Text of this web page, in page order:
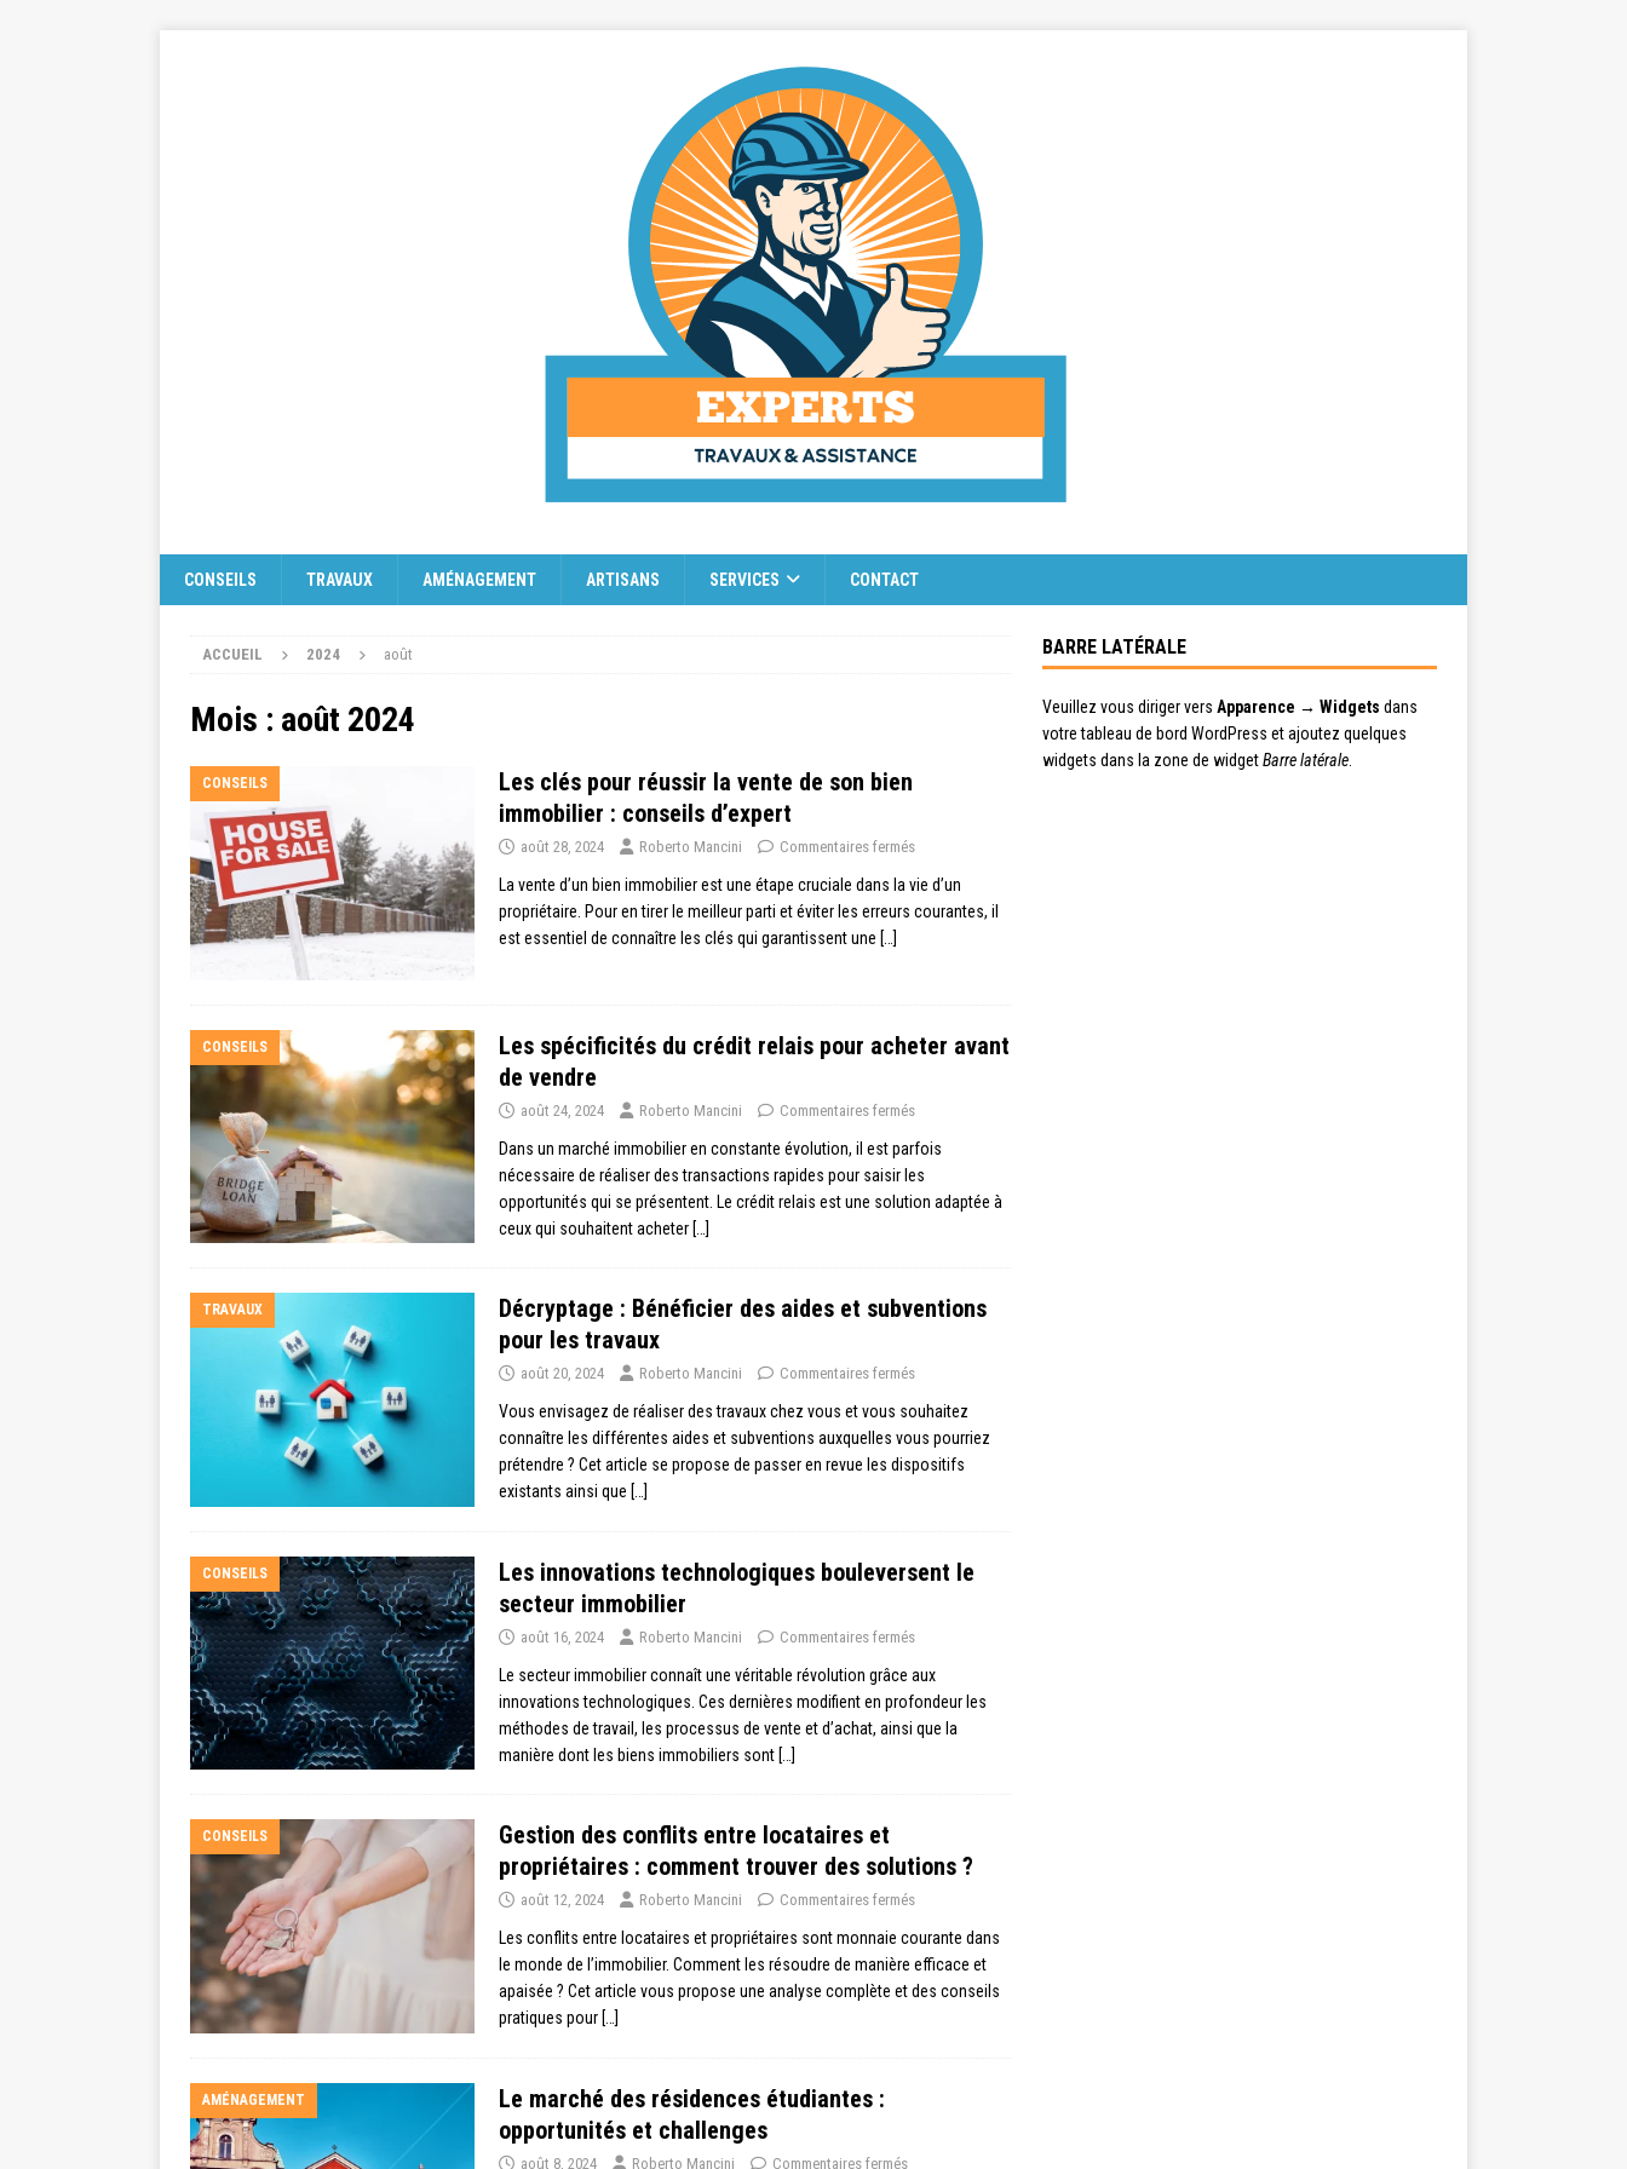
CONSEILS TRAVAUX AMÉNAGEMENT ARTISANS SERVICES CONTACT
ACCUEIL 2024 août
Mois : août 2024
CONSEILS
Les clés pour réussir la vente de son bien
immobilier : conseils d’expert
août 28, 2024 Roberto Mancini Commentaires fermés
La vente d’un bien immobilier est une étape cruciale dans la vie d’un
propriétaire. Pour en tirer le meilleur parti et éviter les erreurs courantes, il
est essentiel de connaître les clés qui garantissent une […]
CONSEILS
Les spécificités du crédit relais pour acheter avant
de vendre
août 24, 2024 Roberto Mancini Commentaires fermés
Dans un marché immobilier en constante évolution, il est parfois
nécessaire de réaliser des transactions rapides pour saisir les
opportunités qui se présentent. Le crédit relais est une solution adaptée à
ceux qui souhaitent acheter […]
TRAVAUX
Décryptage : Bénéficier des aides et subventions
pour les travaux
août 20, 2024 Roberto Mancini Commentaires fermés
Vous envisagez de réaliser des travaux chez vous et vous souhaitez
connaître les différentes aides et subventions auxquelles vous pourriez
prétendre ? Cet article se propose de passer en revue les dispositifs
existants ainsi que […]
CONSEILS
Les innovations technologiques bouleversent le
secteur immobilier
août 16, 2024 Roberto Mancini Commentaires fermés
Le secteur immobilier connaît une véritable révolution grâce aux
innovations technologiques. Ces dernières modifient en profondeur les
méthodes de travail, les processus de vente et d’achat, ainsi que la
manière dont les biens immobiliers sont […]
CONSEILS
Gestion des conflits entre locataires et
propriétaires : comment trouver des solutions ?
août 12, 2024 Roberto Mancini Commentaires fermés
Les conflits entre locataires et propriétaires sont monnaie courante dans
le monde de l’immobilier. Comment les résoudre de manière efficace et
apaisée ? Cet article vous propose une analyse complète et des conseils
pratiques pour […]
AMÉNAGEMENT
Le marché des résidences étudiantes :
opportunités et challenges
août 8, 2024 Roberto Mancini Commentaires fermés
BARRE LATÉRALE
Veuillez vous diriger vers Apparence → Widgets dans
votre tableau de bord WordPress et ajoutez quelques
widgets dans la zone de widgetBarre latérale.